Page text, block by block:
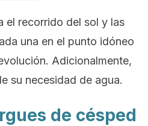
el recorrido del sol y las
una en el punto idóneo
Adicionalmente,
su necesidad de agua.
de césped